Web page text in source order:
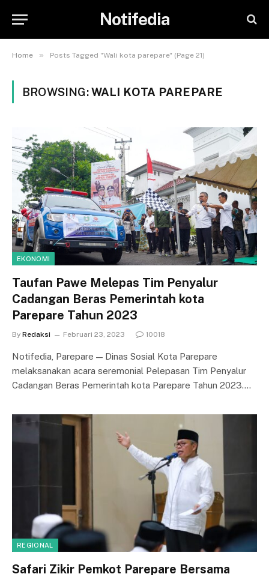
Notifedia
Home » Posts Tagged "Wali kota parepare" (Page 21)
BROWSING:WALI KOTA PAREPARE
EKONOMI
Taufan Pawe Melepas Tim Penyalur
Cadangan Beras Pemerintah kota
Parepare Tahun 2023
By Redaksi Februari 23, 2023 10018
Notifedia, Parepare — Dinas Sosial Kota Parepare
melaksanakan acara seremonial Pelepasan Tim Penyalur
Cadangan Beras Pemerintah kota Parepare Tahun 2023.…
REGIONAL
Safari Zikir Pemkot Parepare Bersama